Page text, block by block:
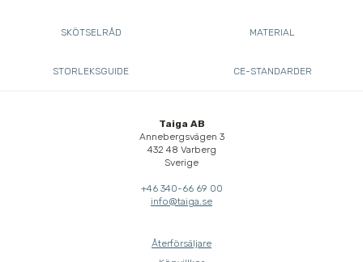
SKÖTSELRÅD MATERIAL
STORLEKSGUIDE CE-STANDARDER
Taiga AB
Annebergsvägen 3
432 48 Varberg
Sverige
+46 340-66 69 00
info@taiga.se
Återförsäljare